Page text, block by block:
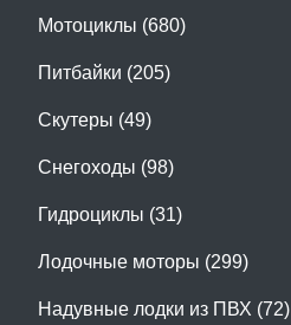
Мотоциклы (680)
Питбайки (205)
Скутеры (49)
Снегоходы (98)
Гидроциклы (31)
Лодочные моторы (299)
Надувные лодки из ПВХ (72)